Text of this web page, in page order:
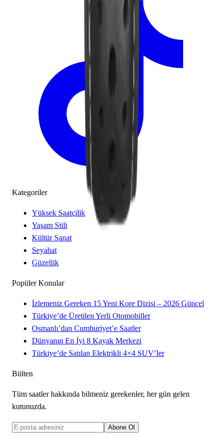
Kategoriler
Yüksek Saatçilik
Yaşam Stili
Kültür Sanat
Seyahat
Güzellik
Popüler Konular
İzlemeniz Gereken 15 Yeni Kore Dizisi – 2026 Güncel
Türkiye’de Üretilen Yerli Otomobiller
Osmanlı’dan Cumhuriyet’e Saatler
Dünyanın En İyi 8 Kayak Merkezi
Türkiye’de Satılan Elektrikli 4×4 SUV’ler
Bülten
Tüm saatler hakkında bilmeniz gerekenler, her gün gelen
kutunuzda.
Abone Ol